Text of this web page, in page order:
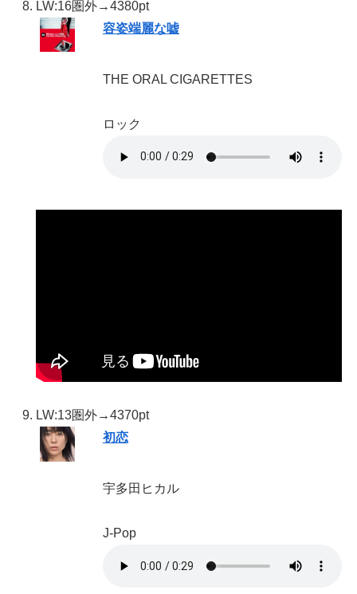
LW:16圏外→4380pt
容姿端麗な嘘
THE ORAL CIGARETTES
ロック
LW:13圏外→4370pt
初恋
宇多田ヒカル
J-Pop